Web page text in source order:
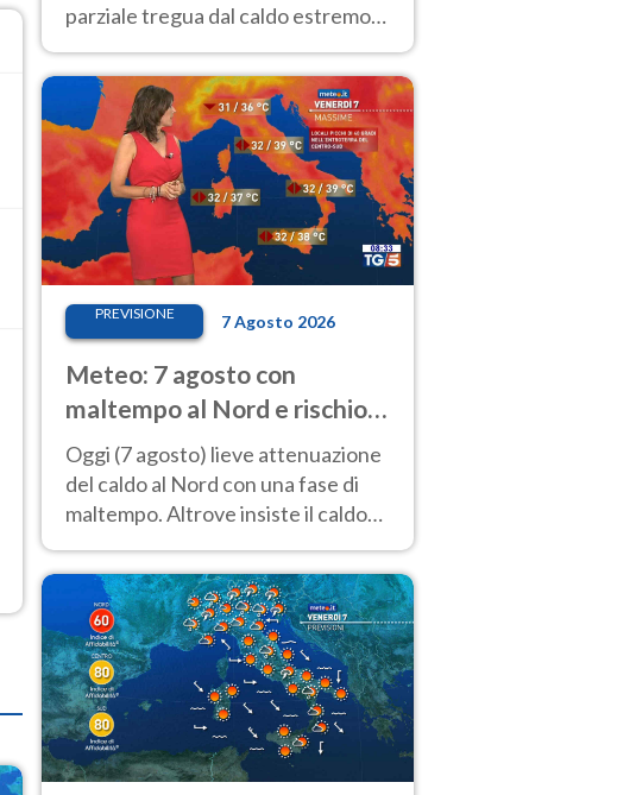
parziale tregua dal caldo estremo
40 gradi.
PREVISIONE 7 Agosto 2026
Meteo: 7 agosto con
maltempo al Nord e rischio
nubifragi. Altrove caldo
estremo
Oggi (7 agosto) lieve attenuazione
del caldo al Nord con una fase di
maltempo. Altrove insiste il caldo
previsioni